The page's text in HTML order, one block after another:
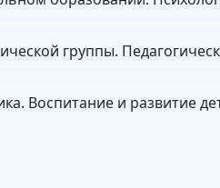
Воспитание и развитие